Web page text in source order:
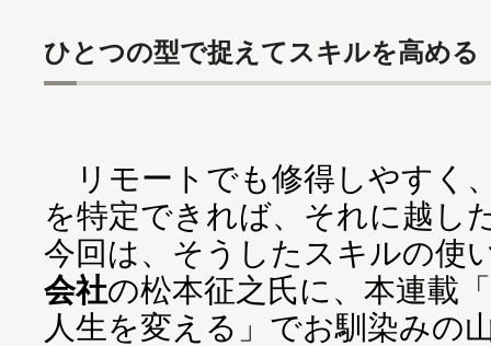
ひとつの型で捉えてスキルを高める
リモートでも修得しやすく
を特定できれば、それに越し
今回は、そうしたスキルの使
会社の松本征之氏に、本連載
人生を変える」でお馴染みの